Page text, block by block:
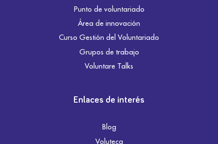
Punto de voluntariado
Área de innovación
Curso Gestión del Voluntariado
Grupos de trabajo
Voluntare Talks
Enlaces de interés
Blog
Voluteca